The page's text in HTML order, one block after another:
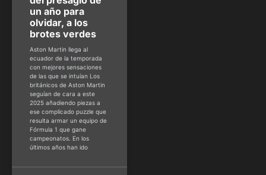
un año para
olvidar, a los
brotes verdes
Aston Martin llega al
ecuador de la temporada
con mejores sensaciones
de las que se intuían Los
británicos de Aston Martin
seguían de cara a este
2025 añadiendo piezas a
ese complicado puzzle que
resulta armar un equipo de
Fórmula 1 que gane
campeonatos. En los
últimos años han ido